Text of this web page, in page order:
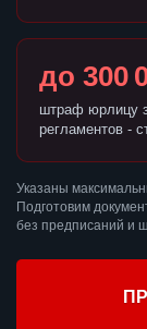
до 300
штраф юрлицу
регламентов -
Указаны
Подготовим
без предписаний и